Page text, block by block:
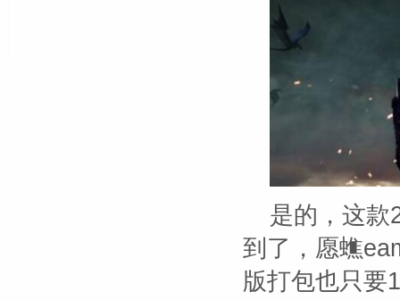
是的，这款
到了，愿蟭
版打包也只要